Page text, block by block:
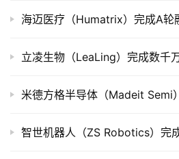
组
公
上
海迈医疗（Humatrix）完成A轮
立凌生物（LeaLing）完成数千
米德方格半导体（Madeit Semi
智世机器人（ZS Robotics）完